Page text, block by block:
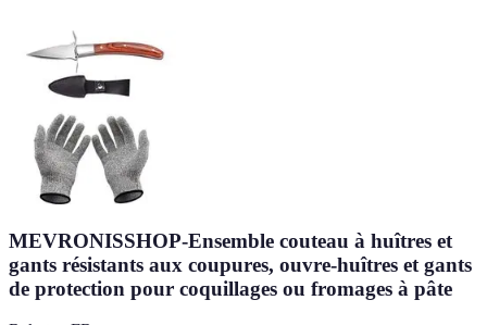
MEVRONISSHOP-Ensemble couteau à huîtres et
gants résistants aux coupures, ouvre-huîtres et gants
de protection pour coquillages ou fromages à pâte